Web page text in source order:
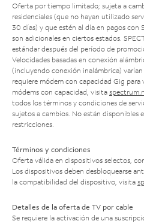
Oferta por tiempo limitado; sujeta a
residenciales (que no hayan utilizado
30 días) y que estén al día en pagos con
son adicionales en ciertos estados.
estándar después del período de
Velocidades basadas en conexión
(incluyendo conexión inalámbrica)
requiere módem con capacidad Gig
módems con capacidad, visita
todos los términos y condiciones de
sujetos a cambios. No están disponibles
restricciones.
Términos y condiciones
Oferta válida en dispositivos selectos,
Los dispositivos deben desbloquearse
la compatibilidad del dispositivo, visita
Detalles de la oferta de TV por cable
Se requiere la activación de una